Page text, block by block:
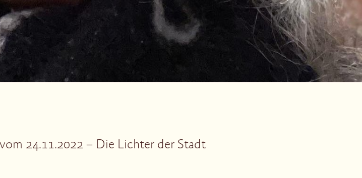
24.11.2022 – Die Lichter der Stadt